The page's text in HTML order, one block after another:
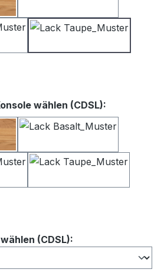
wählen (CDSL):
(CDSL):